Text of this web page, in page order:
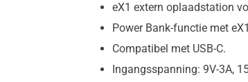
eX1 extern oplaadstation
Power Bank-functie met
Compatibel met USB-C.
Ingangsspanning: 9V-3A,